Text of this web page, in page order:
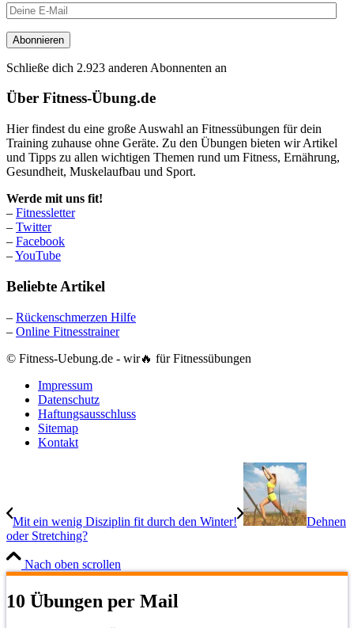
Deine
E-
Mail
Abonnieren
Schließe dich 2.923 anderen Abonnenten an
Über Fitness-Übung.de
Hier findest du eine große Auswahl an Fitnessübungen für dein
Training zuhause ohne Geräte. Zu den Übungen bieten wir Artikel
und Tipps zu allen wichtigen Themen rund um Fitness, Ernährung,
Gesundheit, Muskelaufbau und Sport.
Werde mit uns fit!
– Fitnessletter
– Twitter
– Facebook
–YouTube
Beliebte Artikel
– Rückenschmerzen Hilfe
– Online Fitnesstrainer
© Fitness-Uebung.de - wir🔥 für Fitnessübungen
Impressum
Datenschutz
Haftungsausschluss
Sitemap
Kontakt
Mit ein wenig Disziplin fit durch den Winter!
Dehnen
oder Stretching?
Nach oben scrollen
10 Übungen per Mail